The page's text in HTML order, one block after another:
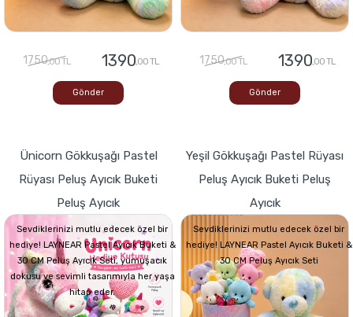
1750,00 TL 1390,00 TL
Gönder
1750,00 TL 1390,00 TL
Gönder
Ünicorn Gökkuşağı Pastel
Rüyası Peluş Ayıcık Buketi
Peluş Ayıcık
Sevdiklerinizi mutlu edecek özel bir
hediye! LAYNEAR Pastel Ayıcık Buketi &
30 CM Peluş Ayıcık Seti, yumuşacık
dokusu ve sevimli tasarımıyla her yaşa
hitap eder.
Yeşil Gökkuşağı Pastel Rüyası
Peluş Ayıcık Buketi Peluş
Ayıcık
Sevdiklerinizi mutlu edecek özel bir
hediye! LAYNEAR Pastel Ayıcık Buketi &
30 CM Peluş Ayıcık Seti